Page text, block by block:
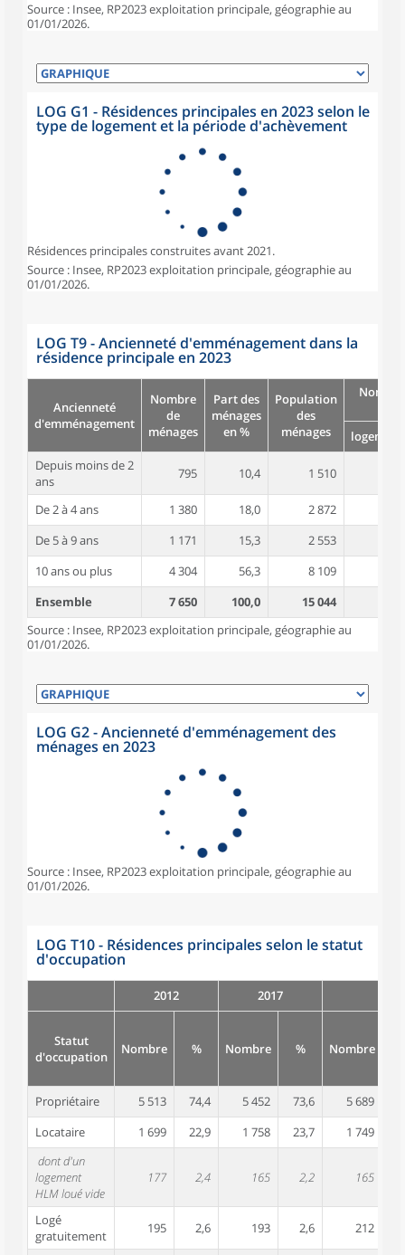
Source : Insee, RP2023 exploitation principale, géographie au
01/01/2026.
LOG G1 - Résidences principales en 2023 selon le
type de logement et la période d'achèvement
Résidences principales construites avant 2021.
Source : Insee, RP2023 exploitation principale, géographie au
01/01/2026.
LOG T9 - Ancienneté d'emménagement dans la
résidence principale en 2023
Ancienneté
d'emménagement
Nombre
de
ménages
Part des
ménages
en %
Population
des
ménages
logement
Depuis moins de 2
ans
795 10,4 1 510
De 2 à 4 ans 1 380 18,0 2 872
De 5 à 9 ans
1 171 15,3 2 553
10 ans ou plus
4 304 56,3 8 109
Ensemble
7 650 100,0 15 044
Source : Insee, RP2023 exploitation principale, géographie au
01/01/2026.
LOG G2 - Ancienneté d'emménagement des
ménages en 2023
Source : Insee, RP2023 exploitation principale, géographie au
01/01/2026.
LOG T10 - Résidences principales selon le statut
d'occupation
2012 2017
Statut
d'occupation
Nombre % Nombre % Nombre
Propriétaire 5 513 74,4 5 452 73,6 5 689
Locataire
1 699 22,9 1 758 23,7 1 749
dont d'un
logement
HLM loué vide
177 2,4 165 2,2 165
Logé
gratuitement
195 2,6 193 2,6 212